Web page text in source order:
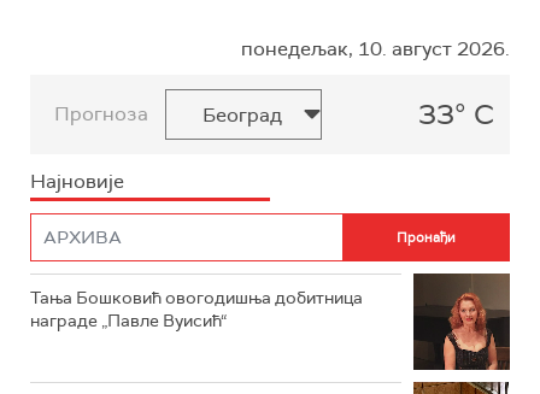
понедељак, 10. август 2026.
Прогноза 33° C
Најновије
Тања Бошковић овогодишња добитница
награде „Павле Вуисић“